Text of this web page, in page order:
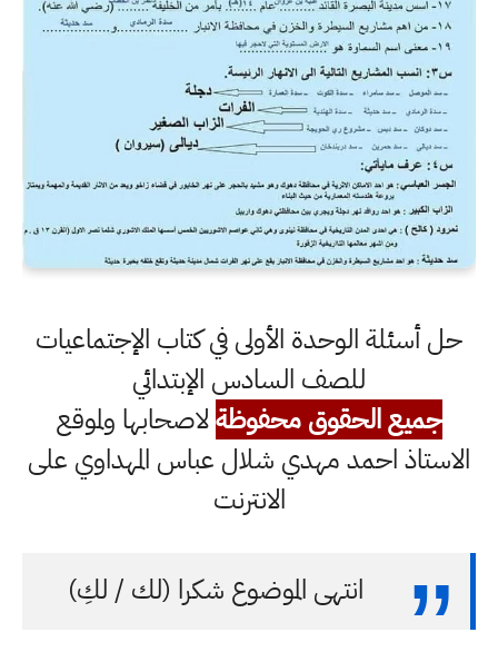
حل أسئلة الوحدة الأولى في كتاب الإجتماعيات
للصف السادس الإبتدائي
جميع الحقوق محفوظةلاصحابها ولموقع
الاستاذ احمد مهدي شلال عباس المهداوي على
الانترنت
انتهى الموضوع شكرا (لك / لكِ)